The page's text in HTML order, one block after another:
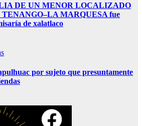
DE UN MENOR LOCALIZADO
MARQUESA fue
de xalatlaco
por sujeto que presuntamente